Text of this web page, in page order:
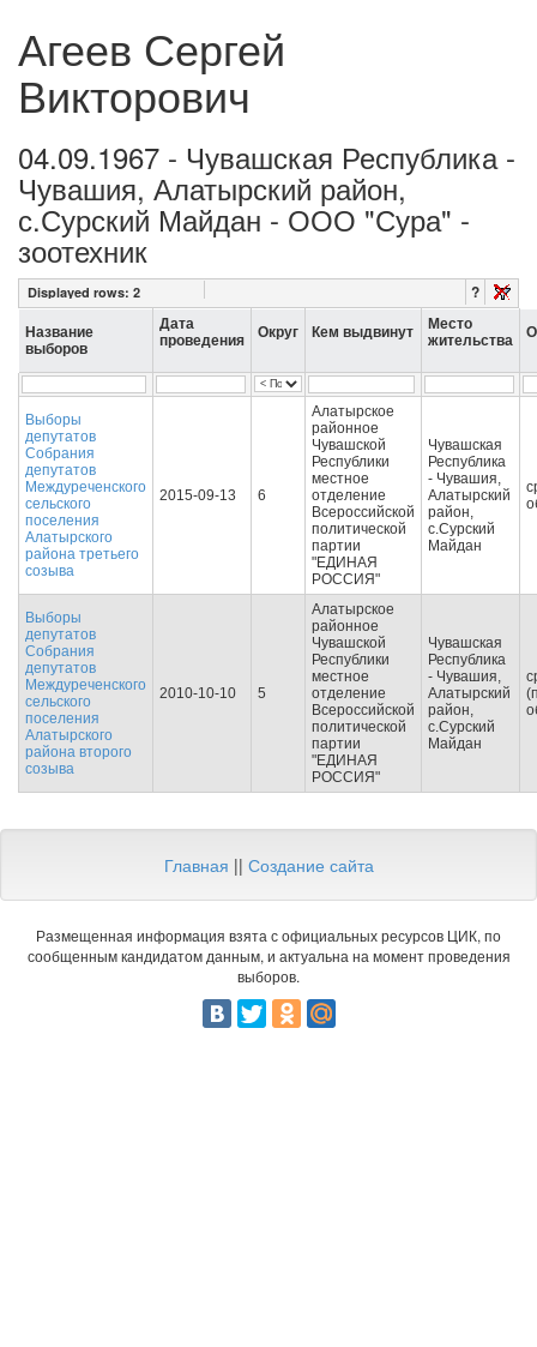
Агеев Сергей
Викторович
04.09.1967 - Чувашская Республика -
Чувашия, Алатырский район,
с.Сурский Майдан - ООО "Сура" -
зоотехник
Displayed rows: 2 ?
Название
выборов
Дата
проведения
Округ Кем выдвинут
Место
жительства
Выборы
депутатов
Собрания
депутатов
Междуреченского
сельского
поселения
Алатырского
района третьего
созыва
2015-09-13 6
Алатырское
районное
Чувашской
Республики
местное
отделение
Всероссийской
политической
партии
"ЕДИНАЯ
РОССИЯ"
Чувашская
Республика
- Чувашия,
Алатырский
район,
с.Сурский
Майдан
Выборы
депутатов
Собрания
депутатов
Междуреченского
сельского
поселения
Алатырского
района второго
созыва
2010-10-10 5
Алатырское
районное
Чувашской
Республики
местное
отделение
Всероссийской
политической
партии
"ЕДИНАЯ
РОССИЯ"
Чувашская
Республика
- Чувашия,
Алатырский
район,
с.Сурский
Майдан
Главная || Создание сайта
Размещенная информация взята с официальных ресурсов ЦИК, по
сообщенным кандидатом данным, и актуальна на момент проведения
выборов.